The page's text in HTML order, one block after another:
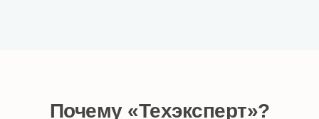
Почему «Техэксперт»?